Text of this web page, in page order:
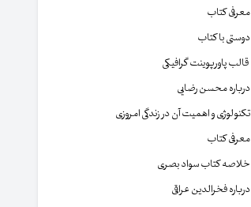
معرفی کتاب
دوستی با کتاب
قالب پاورپوینت گرافیکی
درباره محسن رضایی
تکنولوژی و اهمیت آن در زندگی امروزی
معرفی کتاب
خلاصه کتاب سواد بصری
درباره فخرالدین عراقی